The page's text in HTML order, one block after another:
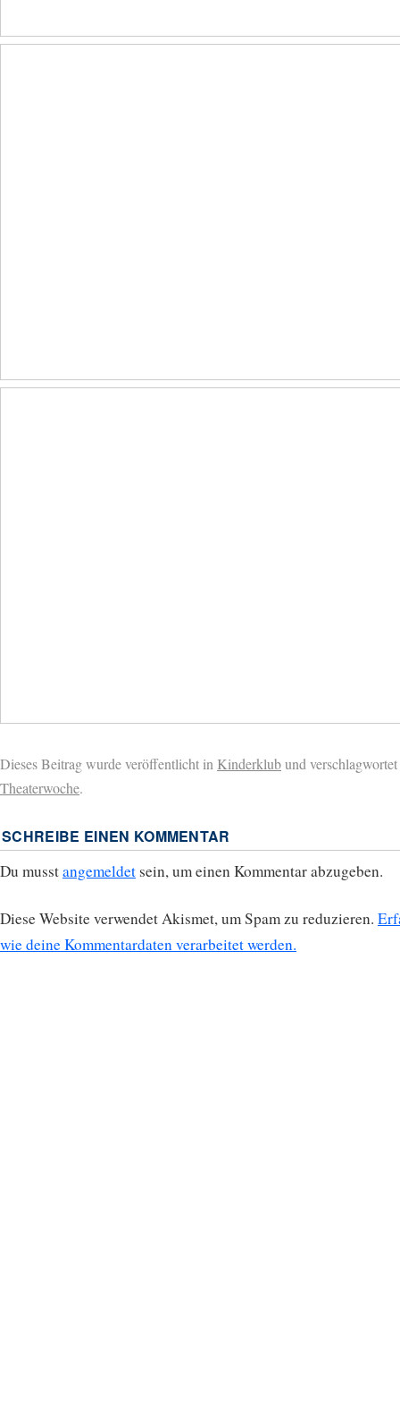
Dieses Beitrag wurde veröffentlicht in Kinderklubund
Theaterwoche.
SCHREIBE EINEN KOMMENTAR
Du musstangemeldet sein, um einen Kommentar abzugeben.
Diese Website verwendet Akismet, um Spam zu reduzieren.
wie deine Kommentardaten verarbeitet werden.